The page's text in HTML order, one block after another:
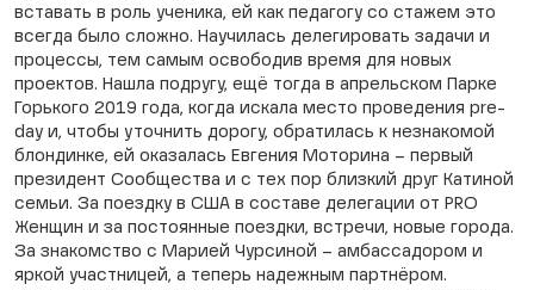
вставать в роль ученика, ей как педагогу со стажем это
всегда было сложно. Научилась делегировать задачи и
процессы, тем самым освободив время для новых
проектов. Нашла подругу, ещё тогда в апрельском Парке
Горького 2019 года, когда искала место проведения pre-
day и, чтобы уточнить дорогу, обратилась к незнакомой
блондинке, ей оказалась Евгения Моторина – первый
президент Сообщества и с тех пор близкий друг Катиной
семьи. За поездку в США в составе делегации от PRO
Женщин и за постоянные поездки, встречи, новые города.
За знакомство с Марией Чурсиной – амбассадором и
яркой участницей, а теперь надежным партнёром.